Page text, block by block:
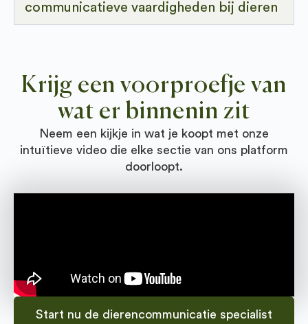
communicatieve vaardigheden bij dieren
Krijg een voorproefje van
wat er binnenin zit
Neem een kijkje in wat je koopt met onze
intuïtieve video die elke sectie van ons platform
doorloopt.
Start nu de dierencommunicatie specialist